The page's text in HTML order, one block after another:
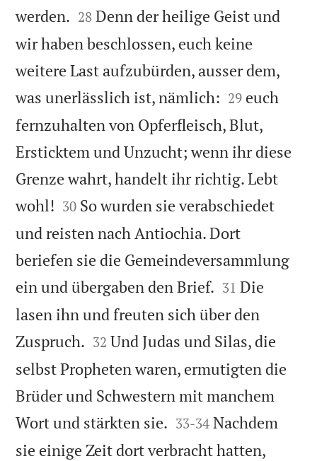
werden. 

28 Denn der heilige Geist und
wir haben beschlossen, euch keine
weitere Last aufzubürden, ausser dem,
was unerlässlich ist, nämlich: 

29 euch
fernzuhalten von Opferfleisch, Blut,
Ersticktem und Unzucht; wenn ihr diese
Grenze wahrt, handelt ihr richtig. Lebt
wohl! 

30 So wurden sie verabschiedet
und reisten nach Antiochia. Dort
beriefen sie die Gemeindeversammlung
ein und übergaben den Brief. 

31 Die
lasen ihn und freuten sich über den
Zuspruch. 

32 Und Judas und Silas, die
selbst Propheten waren, ermutigten die
Brüder und Schwestern mit manchem
Wort und stärkten sie. 

33-34 Nachdem
sie einige Zeit dort verbracht hatten,